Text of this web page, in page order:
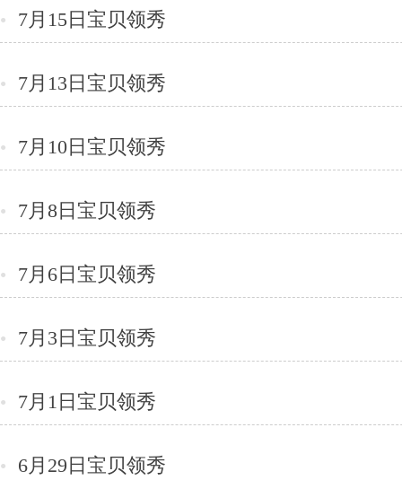
● 7月15日宝贝领秀
● 7月13日宝贝领秀
● 7月10日宝贝领秀
● 7月8日宝贝领秀
● 7月6日宝贝领秀
● 7月3日宝贝领秀
● 7月1日宝贝领秀
● 6月29日宝贝领秀